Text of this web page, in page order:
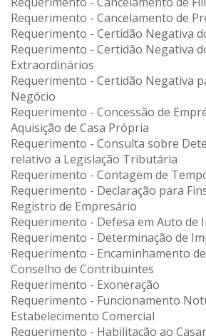
Requerimento - Cancelamento de
Requerimento - Certidão Negativa do
Requerimento - Certidão Negativa
Extraordinários
Requerimento - Certidão Negativa
Negócio
Requerimento - Concessão de
Aquisição de Casa Própria
Requerimento - Consulta sobre
relativo a Legislação Tributária
Requerimento - Contagem de
Requerimento - Declaração para
Registro de Empresário
Requerimento - Defesa em Auto de
Requerimento - Determinação de
Requerimento - Encaminhamento
Conselho de Contribuintes
Requerimento - Exoneração
Requerimento - Funcionamento
Estabelecimento Comercial
Requerimento - Habilitação ao